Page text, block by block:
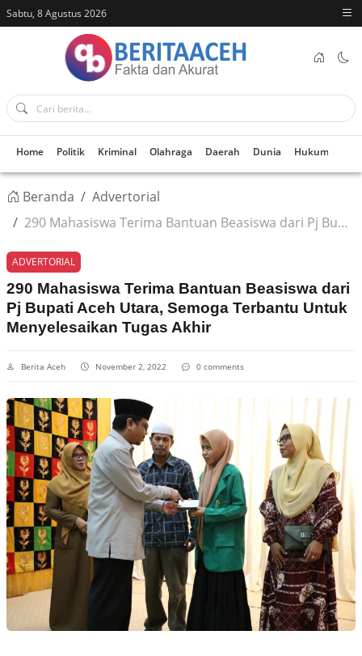
Sabtu, 8 Agustus 2026
Home Politik Kriminal Olahraga Daerah Dunia Hukum
Beranda
Advertorial
290 Mahasiswa Terima Bantuan Beasiswa dari Pj Bupati Aceh Utara, Semoga Terbantu Untuk Menyelesaikan Tugas Akhir
ADVERTORIAL
290 Mahasiswa Terima Bantuan Beasiswa dari
Pj Bupati Aceh Utara, Semoga Terbantu Untuk
Menyelesaikan Tugas Akhir
Berita Aceh November 2, 2022 0 comments